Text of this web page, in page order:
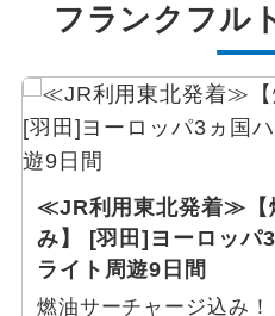
ハノーファー
マイナウ島
ロマンチック街道
ヴュルツブルク
ベルンカステル・
テーマパーク
ウェブ限定
フランクフル
≪JR利用東北発着≫【
み】 [羽田]ヨーロッパ
ライト周遊9日間
燃油サーチャージ込み